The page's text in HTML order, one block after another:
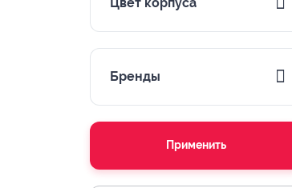
Бренды
Применить